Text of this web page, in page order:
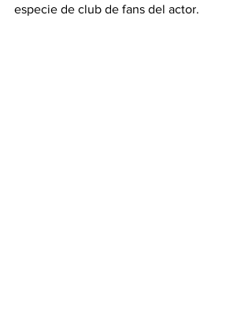
especie de club de fans del actor.